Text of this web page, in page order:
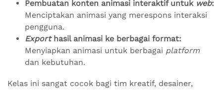
Pembuatan konten animasi interaktif untuk web:
Menciptakan animasi yang merespons interaksi
pengguna.
Exporthasil animasi ke berbagai format:
Menyiapkan animasi untuk berbagai platform
dan kebutuhan.
Kelas ini sangat cocok bagi tim kreatif, desainer,